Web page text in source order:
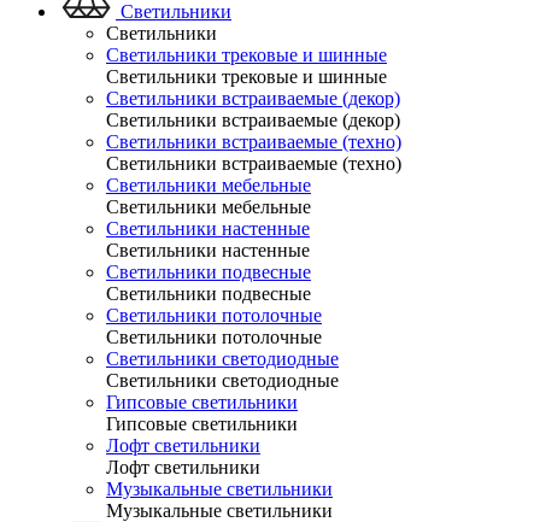
Светильники
Светильники
Светильники трековые и шинные
Светильники трековые и шинные
Светильники встраиваемые (декор)
Светильники встраиваемые (декор)
Светильники встраиваемые (техно)
Светильники встраиваемые (техно)
Светильники мебельные
Светильники мебельные
Светильники настенные
Светильники настенные
Светильники подвесные
Светильники подвесные
Светильники потолочные
Светильники потолочные
Светильники светодиодные
Светильники светодиодные
Гипсовые светильники
Гипсовые светильники
Лофт светильники
Лофт светильники
Музыкальные светильники
Музыкальные светильники